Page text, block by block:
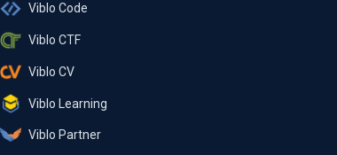
Viblo Code
Viblo CTF
Viblo CV
Viblo Learning
Viblo Partner